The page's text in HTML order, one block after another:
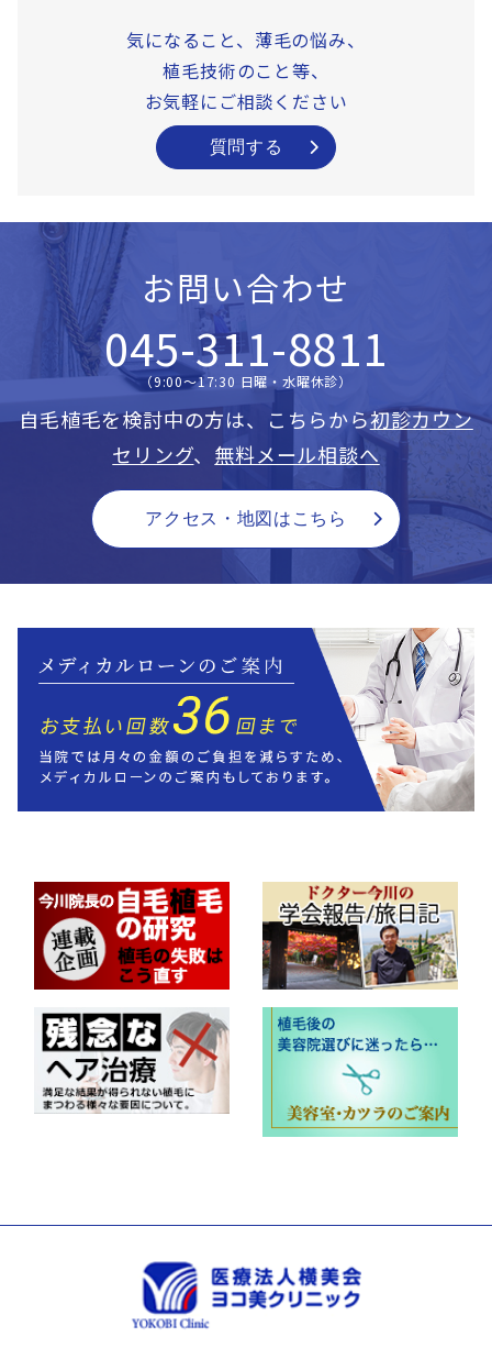
気になること、薄毛の悩み、
植毛技術のこと等、
お気軽にご相談ください
質問する
お問い合わせ
045-311-8811
（9:00〜17:30 日曜・水曜休診）
自毛植毛を検討中の方は、こちらから初診カウン
セリング、 無料メール相談へ
アクセス・地図はこちら